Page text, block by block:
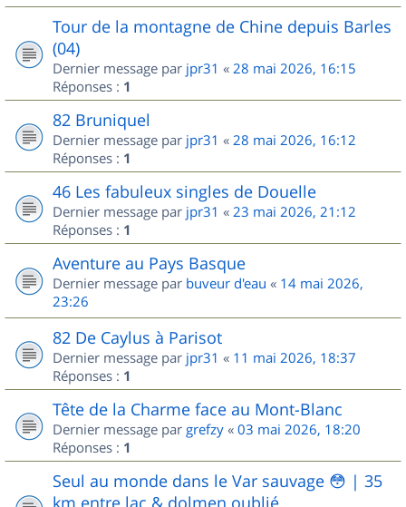
Tour de la montagne de Chine depuis Barles
(04)
Dernier message par jpr31 « 28 mai 2026, 16:15
Réponses : 1
82 Bruniquel
Dernier message par jpr31 « 28 mai 2026, 16:12
Réponses : 1
46 Les fabuleux singles de Douelle
Dernier message par jpr31 « 23 mai 2026, 21:12
Réponses : 1
Aventure au Pays Basque
Dernier message par buveur d'eau « 14 mai 2026,
23:26
82 De Caylus à Parisot
Dernier message par jpr31 « 11 mai 2026, 18:37
Réponses : 1
Tête de la Charme face au Mont-Blanc
Dernier message par grefzy « 03 mai 2026, 18:20
Réponses : 1
Seul au monde dans le Var sauvage 😳 | 35
km entre lac & dolmen oublié